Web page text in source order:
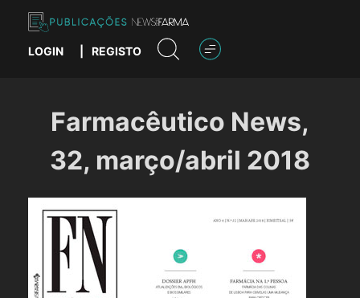
content
Publicações News Farma
LOGIN REGISTO
Farmacêutico News,
32, março/abril 2018